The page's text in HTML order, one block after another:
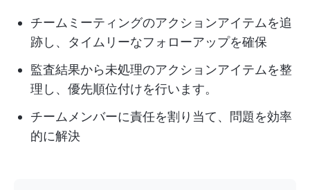
チームミーティングのアクションアイテムを追
跡し、タイムリーなフォローアップを確保
監査結果から未処理のアクションアイテムを整
理し、優先順位付けを行います。
チームメンバーに責任を割り当て、問題を効率
的に解決